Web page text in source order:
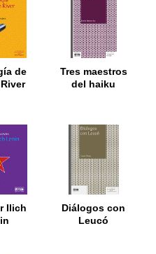
de
Tres maestros
del haiku
Ilich
Diálogos con
Leucó